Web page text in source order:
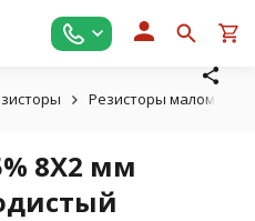
Резисторы
8X2 мм